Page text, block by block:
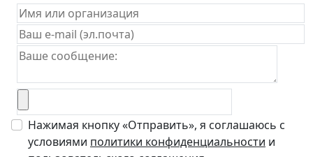
Нажимая кнопку «Отправить», я соглашаюсь с
условиями политики конфиденциальности и